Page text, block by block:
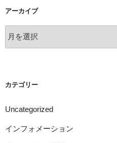
アーカイブ
ー
カテゴリー
Uncategorized
インフォメーション